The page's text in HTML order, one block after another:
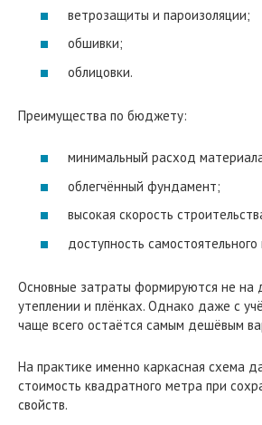
ветрозащиты и пароизоляции;
обшивки;
облицовки.
Преимущества по бюджету:
минимальный расход
облегчённый фундамент;
высокая скорость
доступность
Основные затраты формируются не на
утеплении и плёнках. Однако даже с
чаще всего остаётся самым дешёвым
На практике именно каркасная схема
стоимость квадратного метра при
свойств.